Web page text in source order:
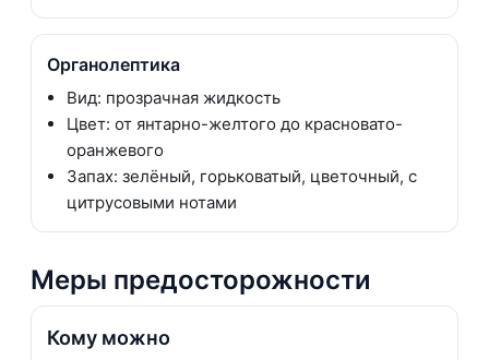
Органолептика
Вид: прозрачная жидкость
Цвет: от янтарно-желтого до красновато-
оранжевого
Запах: зелёный, горьковатый, цветочный, с
цитрусовыми нотами
Меры предосторожности
Кому можно